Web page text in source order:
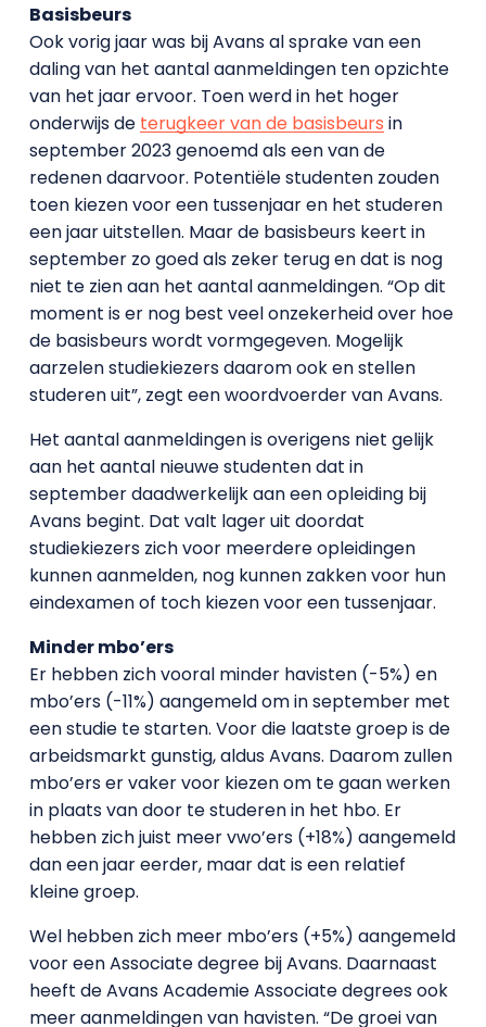
Basisbeurs
Ook vorig jaar was bij Avans al sprake van een
daling van het aantal aanmeldingen ten opzichte
van het jaar ervoor. Toen werd in het hoger
onderwijs de terugkeer van de basisbeurs in
september 2023 genoemd als een van de
redenen daarvoor. Potentiële studenten zouden
toen kiezen voor een tussenjaar en het studeren
een jaar uitstellen. Maar de basisbeurs keert in
september zo goed als zeker terug en dat is nog
niet te zien aan het aantal aanmeldingen. “Op dit
moment is er nog best veel onzekerheid over hoe
de basisbeurs wordt vormgegeven. Mogelijk
aarzelen studiekiezers daarom ook en stellen
studeren uit”, zegt een woordvoerder van Avans.
Het aantal aanmeldingen is overigens niet gelijk
aan het aantal nieuwe studenten dat in
september daadwerkelijk aan een opleiding bij
Avans begint. Dat valt lager uit doordat
studiekiezers zich voor meerdere opleidingen
kunnen aanmelden, nog kunnen zakken voor hun
eindexamen of toch kiezen voor een tussenjaar.
Minder mbo’ers
Er hebben zich vooral minder havisten (-5%) en
mbo’ers (-11%) aangemeld om in september met
een studie te starten. Voor die laatste groep is de
arbeidsmarkt gunstig, aldus Avans. Daarom zullen
mbo’ers er vaker voor kiezen om te gaan werken
in plaats van door te studeren in het hbo. Er
hebben zich juist meer vwo’ers (+18%) aangemeld
dan een jaar eerder, maar dat is een relatief
kleine groep.
Wel hebben zich meer mbo’ers (+5%) aangemeld
voor een Associate degree bij Avans. Daarnaast
heeft de Avans Academie Associate degrees ook
meer aanmeldingen van havisten. “De groei van